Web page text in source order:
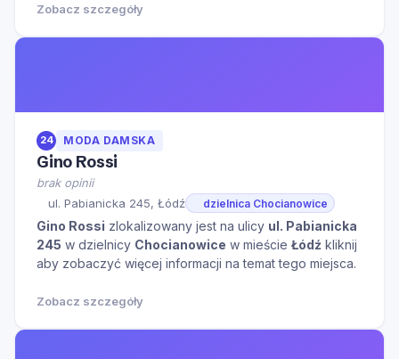
Zobacz szczegóły
24 MODA DAMSKA
Gino Rossi
brak opinii
ul. Pabianicka 245, Łódź
dzielnica Chocianowice
Gino Rossi zlokalizowany jest na ulicy ul. Pabianicka
245 w dzielnicy Chocianowice w mieście Łódź kliknij
aby zobaczyć więcej informacji na temat tego miejsca.
Zobacz szczegóły